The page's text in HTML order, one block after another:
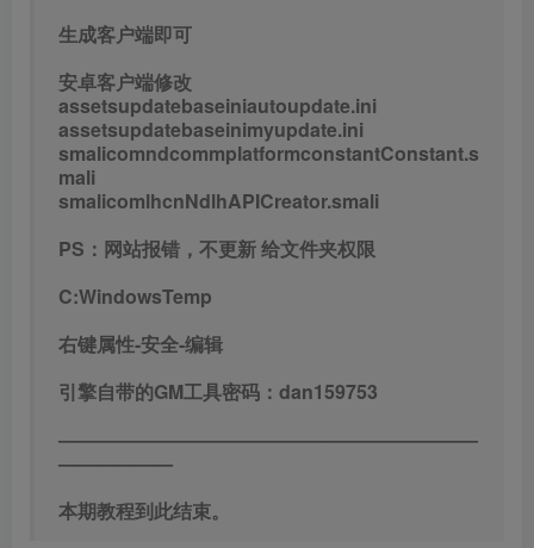
生成客户端即可
安卓客户端修改
assetsupdatebaseiniautoupdate.ini
assetsupdatebaseinimyupdate.ini
smalicomndcommplatformconstantConstant.s
mali
smalicomlhcnNdlhAPICreator.smali
PS：网站报错，不更新 给文件夹权限
C:WindowsTemp
右键属性-安全-编辑
引擎自带的GM工具密码：dan159753
——————————————————————
——————
本期教程到此结束。